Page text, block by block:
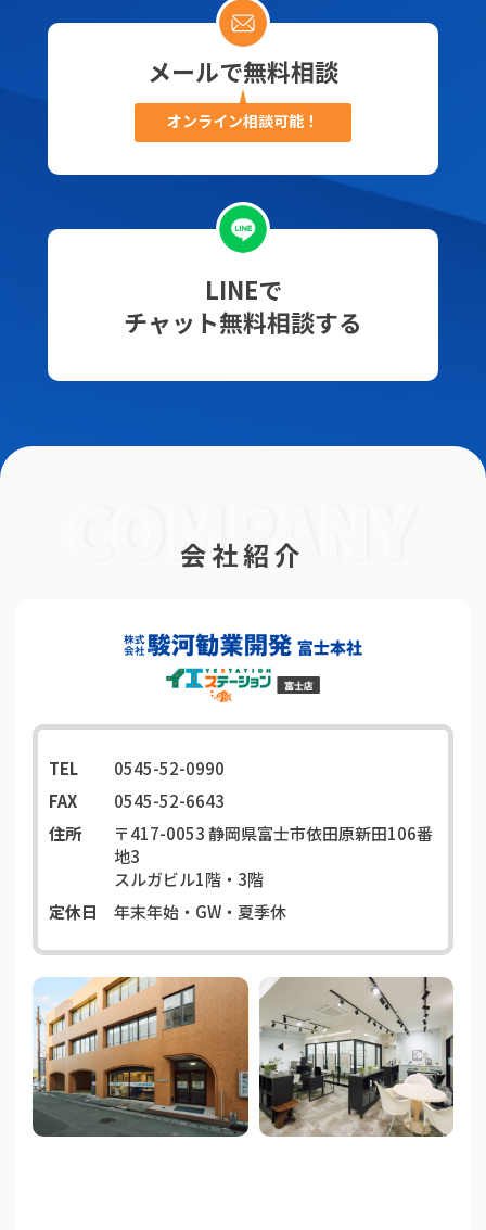
メールで無料相談
オンライン相談可能！
LINEで
チャット無料相談する
会社紹介
TEL
0545-52-0990
FAX
0545-52-6643
住所
〒417-0053静岡県富士市依田原新田106番
地3
スルガビル1階・3階
定休日
年末年始・GW・夏季休